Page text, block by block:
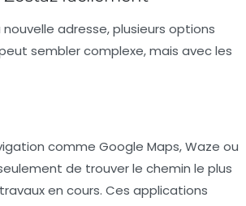
adresse, plusieurs options
sembler complexe, mais avec les
comme Google Maps, Waze ou
de trouver le chemin le plus
en cours. Ces applications